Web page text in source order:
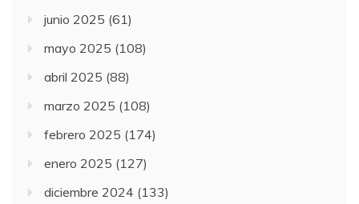
junio 2025 (61)
mayo 2025 (108)
abril 2025 (88)
marzo 2025 (108)
febrero 2025 (174)
enero 2025 (127)
diciembre 2024 (133)